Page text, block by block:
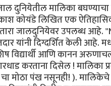
जाल दुनियेतील मालिका
कोयंडे लिखित एक
जालदुनियेवर उपलब्ध आहे.
यांनी दिग्दर्शित केली आहे.
विद्यार्थी आणि कानन
करताना दिसेल ! मालिका
मोठा पंख नसूनही! ). मालिकेचे